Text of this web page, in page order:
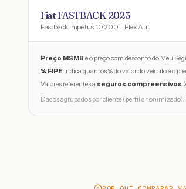
Fiat FASTBACK 2023
Fastback Impetus 1.0 200 T. Flex Aut
Preço MSMB é o preço com desconto do Meu
% FIPE indica quantos % do valor do veículo é o
Valores referentes a seguros compreensivos
Dados agrupados por cliente (perfil